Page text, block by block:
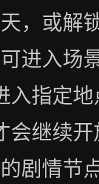
，或解
进入场
入指定
会继续
剧情节